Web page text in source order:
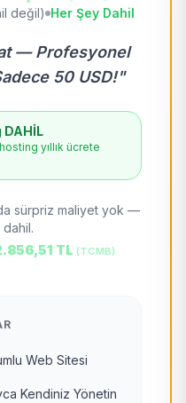
değil) Her Şey Dahil
— Profesyonel
50 USD!"
DAHİL
yıllık ücrete
sürpriz maliyet yok —
TL (TCMB)
Web Sitesi
Kendiniz Yönetin